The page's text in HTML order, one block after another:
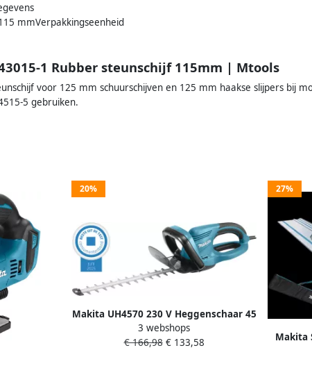
mmVerpakkingseenheid
1 Rubber steunschijf 115mm | Mtools
voor 125 mm schuurschijven en 125 mm haakse slijpers bij
5 gebruiken.
20%
Makita UH4570 230 V Heggenschaar 45
cm | Mtools
3 webshops
€ 166,98€ 133,58
27%
Makita